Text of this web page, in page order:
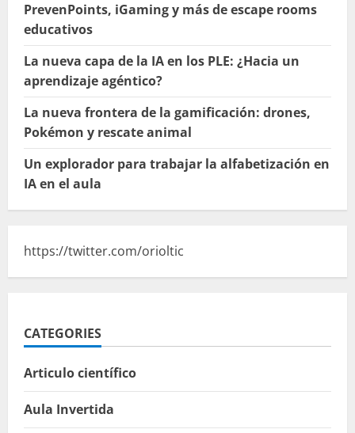
PrevenPoints, iGaming y más de escape rooms
educativos
La nueva capa de la IA en los PLE: ¿Hacia un
aprendizaje agéntico?
La nueva frontera de la gamificación: drones,
Pokémon y rescate animal
Un explorador para trabajar la alfabetización en
IA en el aula
https://twitter.com/orioltic
CATEGORIES
Articulo científico
Aula Invertida